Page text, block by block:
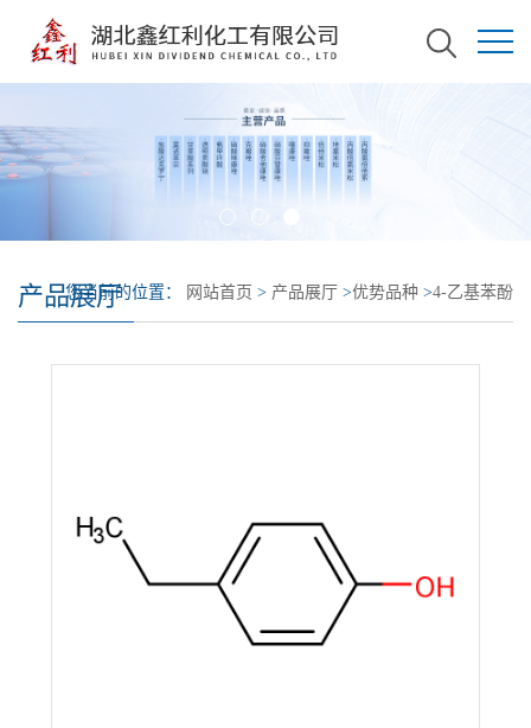
产品展厅
您当前的位置： 网站首页 > 产品展厅 >优势品种 >4-乙基苯酚